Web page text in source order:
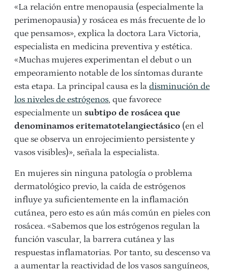
«La relación entre menopausia (especialmente la
perimenopausia) y rosácea es más frecuente de lo
que pensamos», explica la doctora Lara Victoria,
especialista en medicina preventiva y estética.
«Muchas mujeres experimentan el debut o un
empeoramiento notable de los síntomas durante
esta etapa. La principal causa es la disminución de
los niveles de estrógenos, que favorece
especialmente un subtipo de rosácea que
denominamos eritematotelangiectásico (en el
que se observa un enrojecimiento persistente y
vasos visibles)», señala la especialista.
En mujeres sin ninguna patología o problema
dermatológico previo, la caída de estrógenos
influye ya suficientemente en la inflamación
cutánea, pero esto es aún más común en pieles con
rosácea. «Sabemos que los estrógenos regulan la
función vascular, la barrera cutánea y las
respuestas inflamatorias. Por tanto, su descenso va
a aumentar la reactividad de los vasos sanguíneos,